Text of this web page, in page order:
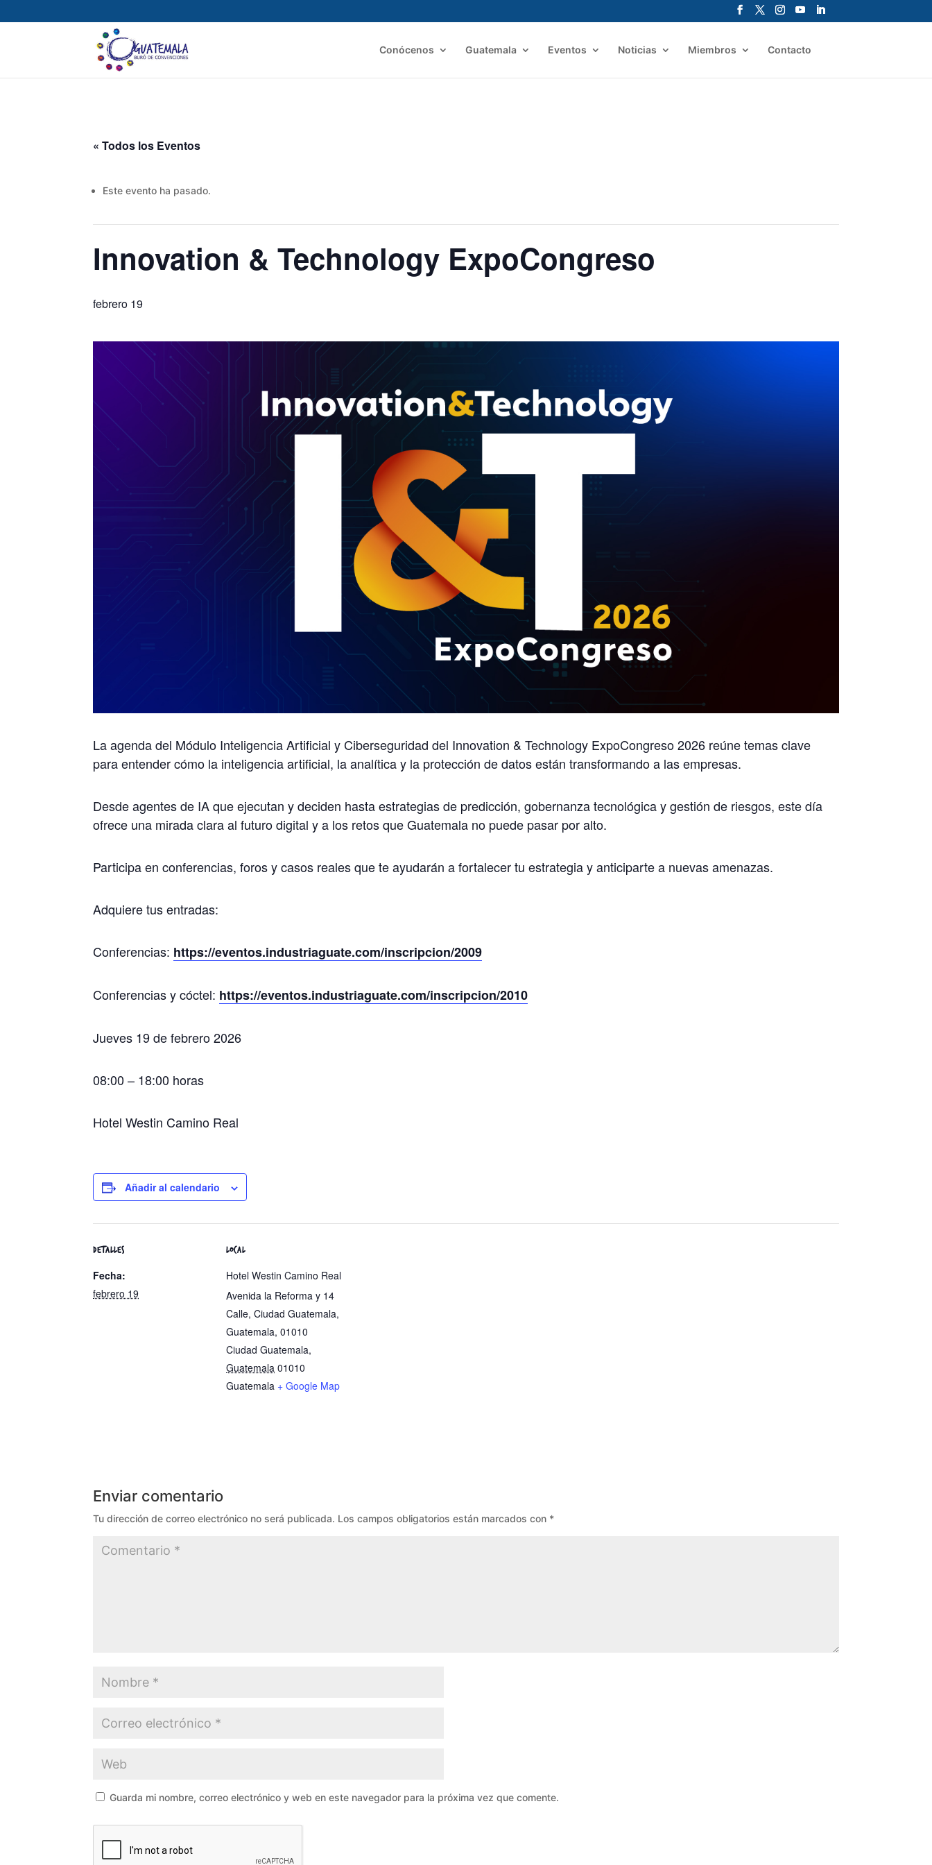
Conócenos Guatemala Eventos Noticias Miembros Contacto
« Todos los Eventos
Este evento ha pasado.
Innovation & Technology ExpoCongreso
febrero 19
La agenda del Módulo Inteligencia Artificial y Ciberseguridad del Innovation & Technology ExpoCongreso 2026 reúne temas clave
para entender cómo la inteligencia artificial, la analítica y la protección de datos están transformando a las empresas.
Desde agentes de IA que ejecutan y deciden hasta estrategias de predicción, gobernanza tecnológica y gestión de riesgos, este día
ofrece una mirada clara al futuro digital y a los retos que Guatemala no puede pasar por alto.
Participa en conferencias, foros y casos reales que te ayudarán a fortalecer tu estrategia y anticiparte a nuevas amenazas.
Adquiere tus entradas:
Conferencias: https://eventos.industriaguate.com/inscripcion/2009
Conferencias y cóctel: https://eventos.industriaguate.com/inscripcion/2010
Jueves 19 de febrero 2026
08:00 – 18:00 horas
Hotel Westin Camino Real
Añadir al calendario
DETALLES
Fecha:
febrero 19
LOCAL
Hotel Westin Camino Real
Avenida la Reforma y 14
Calle, Ciudad Guatemala,
Guatemala, 01010
Ciudad Guatemala,
Guatemala 01010
Guatemala + Google Map
Enviar comentario
Tu dirección de correo electrónico no será publicada. Los campos obligatorios están marcados con *
Guarda mi nombre, correo electrónico y web en este navegador para la próxima vez que comente.